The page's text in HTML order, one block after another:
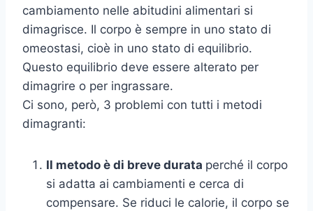
cambiamento nelle abitudini alimentari si
dimagrisce. Il corpo è sempre in uno stato di
omeostasi, cioè in uno stato di equilibrio.
Questo equilibrio deve essere alterato per
dimagrire o per ingrassare.
Ci sono, però, 3 problemi con tutti i metodi
dimagranti:
Il metodo è di breve durata perché il corpo
si adatta ai cambiamenti e cerca di
compensare. Se riduci le calorie, il corpo se